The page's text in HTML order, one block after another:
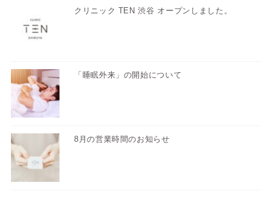
クリニック TEN 渋谷 オープンしました。
「睡眠外来」の開始について
8月の営業時間のお知らせ